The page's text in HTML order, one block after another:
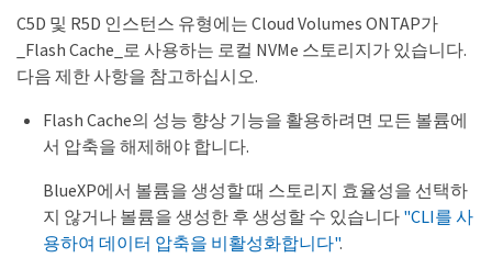
C5D 및 R5D 인스턴스 유형에는 Cloud Volumes ONTAP가
_Flash Cache_로 사용하는 로컬 NVMe 스토리지가 있습니다.
다음 제한 사항을 참고하십시오.
Flash Cache의 성능 향상 기능을 활용하려면 모든 볼륨에
서 압축을 해제해야 합니다.
BlueXP에서 볼륨을 생성할 때 스토리지 효율성을 선택하
지 않거나 볼륨을 생성한 후 생성할 수 있습니다 "CLI를 사
용하여 데이터 압축을 비활성화합니다".